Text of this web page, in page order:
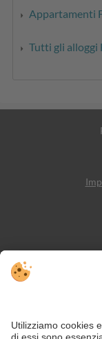
Appartamenti
Tutti gli alloggi